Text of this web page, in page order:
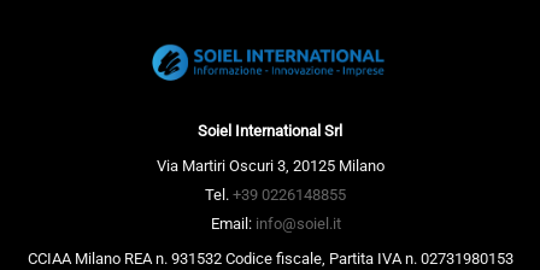
Soiel International Srl
Via Martiri Oscuri 3, 20125 Milano
Tel. +39 0226148855
Email: info@soiel.it
CCIAA Milano REA n. 931532 Codice fiscale, Partita IVA n. 02731980153